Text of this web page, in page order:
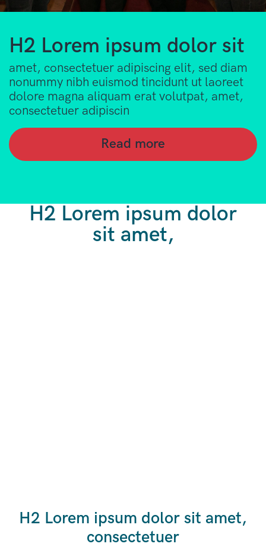
H2 Lorem ipsum dolor sit
amet, consectetuer adipiscing elit, sed diam
nonummy nibh euismod tincidunt ut laoreet
dolore magna aliquam erat volutpat, amet,
consectetuer adipiscin
Read more
H2 Lorem ipsum dolor
sit amet,
H2 Lorem ipsum dolor sit amet,
consectetuer